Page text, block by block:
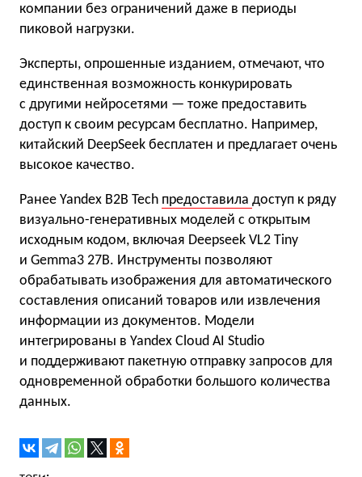
компании без ограничений даже в периоды
пиковой нагрузки.
Эксперты, опрошенные изданием, отмечают, что
единственная возможность конкурировать
с другими нейросетями — тоже предоставить
доступ к своим ресурсам бесплатно. Например,
китайский DeepSeek бесплатен и предлагает очень
высокое качество.
Ранее Yandex B2B Tech предоставила доступ к ряду
визуально-генеративных моделей с открытым
исходным кодом, включая Deepseek VL2 Tiny
и Gemma3 27B. Инструменты позволяют
обрабатывать изображения для автоматического
составления описаний товаров или извлечения
информации из документов. Модели
интегрированы в Yandex Cloud AI Studio
и поддерживают пакетную отправку запросов для
одновременной обработки большого количества
данных.